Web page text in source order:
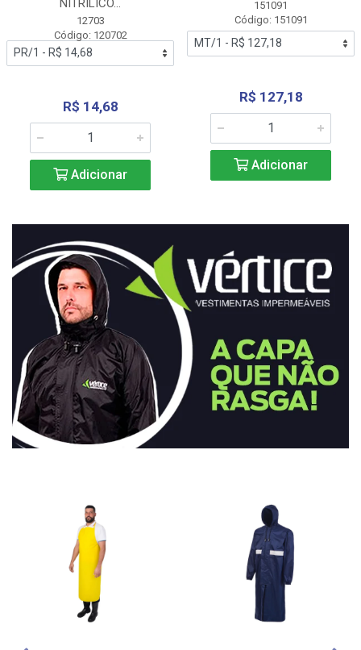
NITRÍLICO...
12703
Código: 120702
R$ 14,68
Adicionar
151091
Código: 151091
R$ 127,18
Adicionar